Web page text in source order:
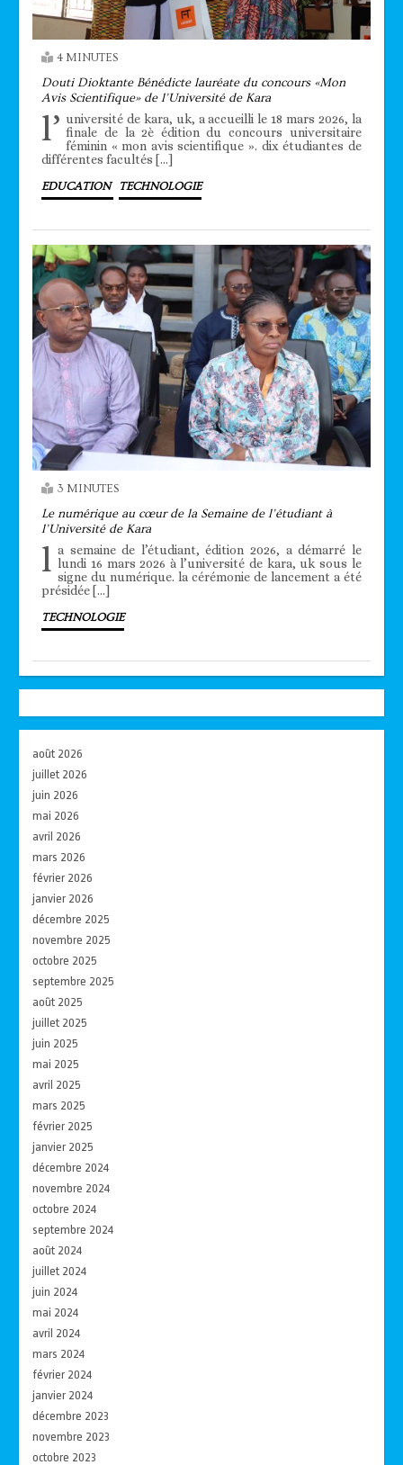
4 MINUTES
Douti Dioktante Bénédicte lauréate du concours «Mon
Avis Scientifique» de l’Université de Kara
l’ université de kara, uk, a accueilli le 18 mars 2026, la
finale de la 2è édition du concours universitaire
féminin « mon avis scientifique ». dix étudiantes de
différentes facultés […]
EDUCATION TECHNOLOGIE
3 MINUTES
Le numérique au cœur de la Semaine de l’étudiant à
l’Université de Kara
l a semaine de l’étudiant, édition 2026, a démarré le
lundi 16 mars 2026 à l’université de kara, uk sous le
signe du numérique. la cérémonie de lancement a été
présidée […]
TECHNOLOGIE
août 2026
juillet 2026
juin 2026
mai 2026
avril 2026
mars 2026
février 2026
janvier 2026
décembre 2025
novembre 2025
octobre 2025
septembre 2025
août 2025
juillet 2025
juin 2025
mai 2025
avril 2025
mars 2025
février 2025
janvier 2025
décembre 2024
novembre 2024
octobre 2024
septembre 2024
août 2024
juillet 2024
juin 2024
mai 2024
avril 2024
mars 2024
février 2024
janvier 2024
décembre 2023
novembre 2023
octobre 2023